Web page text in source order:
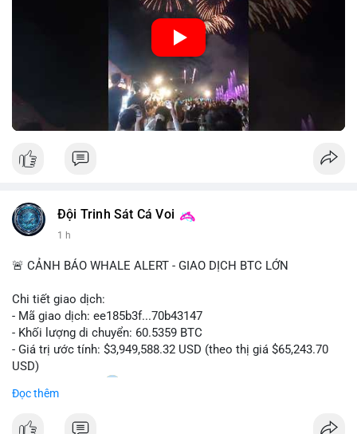
tiết kiệm hoặc đầu tư vào crypto nếu người tiêu dùng chuyển
🎥 Xem video trực tiếp tại:
Nguồn: Đồng Tâm
Đội Trinh Sát Cá Voi
1 h
🚨 CẢNH BÁO WHALE ALERT - GIAO DỊCH BTC LỚN
Chi tiết giao dịch:
- Mã giao dịch: ee185b3f...70b43147
- Khối lượng di chuyển: 60.5359 BTC
- Giá trị ước tính: $3,949,588.32 USD (theo thị giá $65,243.70
USD)
- Thời gian: 15:20
Nhận định phân tích:
Đọc thêm